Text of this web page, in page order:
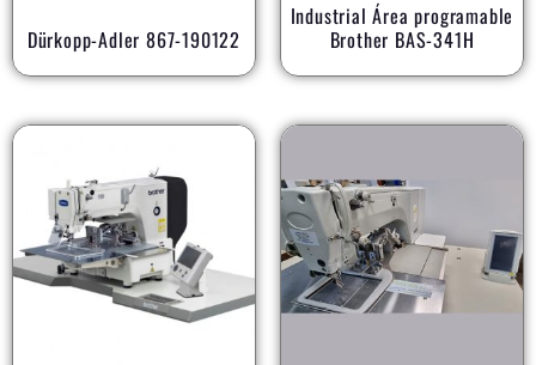
Dürkopp-Adler 867-190122
Industrial Área programable
Brother BAS-341H